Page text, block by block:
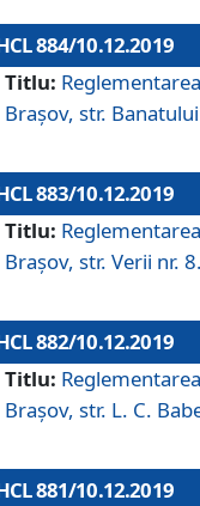
884/10.12.2019
Titlu:
Brașov, str.
883/10.12.2019
Titlu:
Brașov, str. Verii nr. 8.
882/10.12.2019
Titlu:
Brașov, str. L. C.
881/10.12.2019